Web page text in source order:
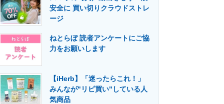
用を支援
メディア 建設×テクノロジーの最前線
安全に 買い切りクラウドストレ
ージ
ねとらぼ 読者アンケートにご協
力をお願いします
【iHerb】「迷ったらこれ！」
みんなが"リピ買い"している人
気商品